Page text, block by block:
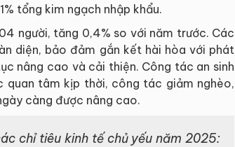
tổng kim ngạch nhập khẩu.
người, tăng 0,4% so với năm trước. Các
diện, bảo đảm gắn kết hài hòa với phát
nâng cao và cải thiện. Công tác an sinh
tâm kịp thời, công tác giảm nghèo,
càng được nâng cao.
chỉ tiêu kinh tế chủ yếu năm 2025: